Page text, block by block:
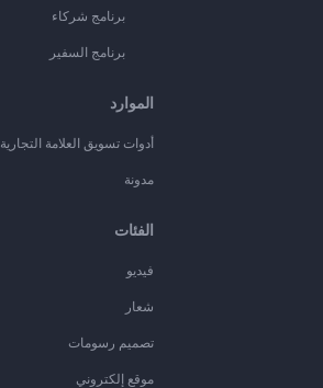
برنامج شركاء
برنامج السفير
الموارد
أدوات تسويق العلامة التجارية
مدونة
الفئات
فيديو
شعار
تصميم رسومات
موقع إلكتروني